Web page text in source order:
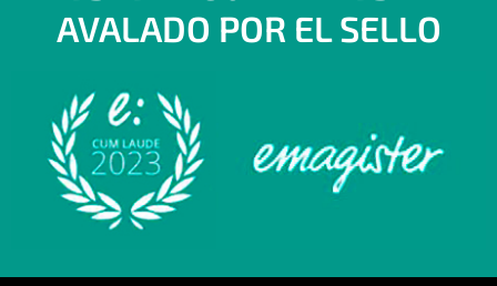
AVALADO POR EL SELLO